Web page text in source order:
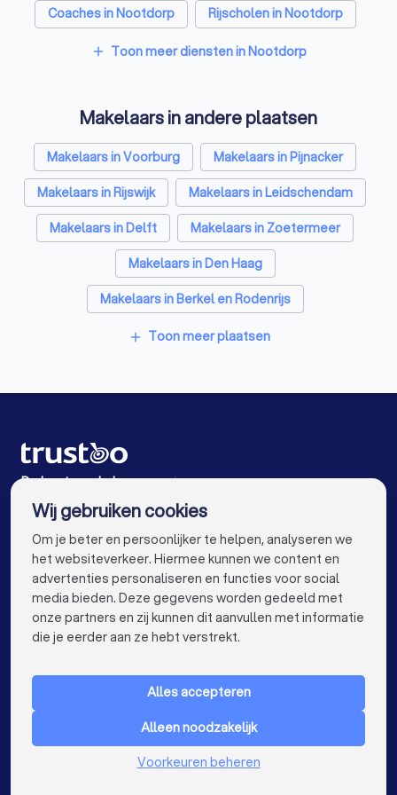
Coaches in Nootdorp
Rijscholen in Nootdorp
Relatietherapeuten in Nootdorp
Belastingadviseurs in Nootdorp
Hypotheekadviseurs in Nootdorp
Personal trainers in Nootdorp
Diëtisten in Nootdorp
add Toon meer diensten in Nootdorp
Makelaars in andere plaatsen
Makelaars in Voorburg
Makelaars in Pijnacker
Makelaars in Rijswijk
Makelaars in Leidschendam
Makelaars in Delft
Makelaars in Zoetermeer
Makelaars in Den Haag
Makelaars in Berkel en Rodenrijs
Makelaars in Wateringen
Makelaars in Utrecht
Makelaars in Tilburg
Makelaars in Groningen
Makelaars in Almere
Makelaars in Nijmegen
Makelaars in Enschede
Makelaars in Haarlem
Makelaars in Arnhem
Makelaars in Amersfoort
Makelaars in Apeldoorn
Makelaars in Leiden
Makelaars in Dordrecht
Makelaars bij jou in de buurt
add Toon meer plaatsen
De beste makelaars voor jou
VOOR PARTICULIEREN keyboard_arrow_down
Nederland
Wij gebruiken cookies
Om je beter en persoonlijker te helpen, analyseren we
het websiteverkeer. Hiermee kunnen we content en
advertenties personaliseren en functies voor social
media bieden. Deze gegevens worden gedeeld met
onze partners en zij kunnen dit aanvullen met informatie
die je eerder aan ze hebt verstrekt.
Alles accepteren
Alleen noodzakelijk
Voorkeuren beheren